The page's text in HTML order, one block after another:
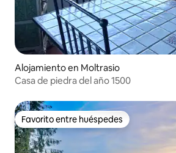
Alojamiento en Moltrasio
Casa de piedra del año 1500
Favorito entre huéspedes
Favorito entre huéspedes